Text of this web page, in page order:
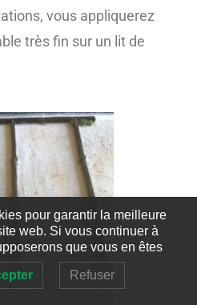
vous appliquerez
très fin sur un lit de
pour garantir la meilleure
web. Si vous continuer à
que vous en êtes
Refuser